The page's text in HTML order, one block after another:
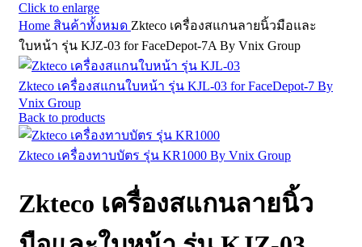
Click to enlarge
Home สินค้าทั้งหมด Zkteco เครื่องสแกนลายนิ้วมือและ
ใบหน้า รุ่น KJZ-03 for FaceDepot-7A By Vnix Group
Zkteco เครื่องสแกนใบหน้า รุ่น KJL-03 for FaceDepot-7 By
Vnix Group
Back to products
Zkteco เครื่องทาบบัตร รุ่น KR1000 By Vnix Group
Zkteco เครื่องสแกนลายนิ้ว